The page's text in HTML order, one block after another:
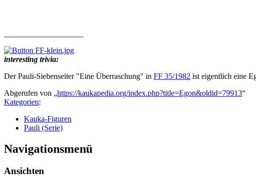
interesting trivia:
Der Pauli-Siebenseiter "Eine Überraschung" in FF 35/1982 ist eigentlich eine
Abgerufen von „https://kaukapedia.org/index.php?title=Egon&oldid=79913“
Kategorien:
Kauka-Figuren
Pauli (Serie)
Navigationsmenü
Ansichten